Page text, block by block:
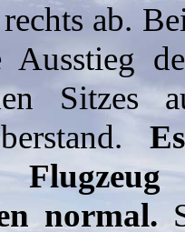
ab.
Ausstieg
Sitzes
normal.